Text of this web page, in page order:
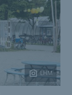
LHM